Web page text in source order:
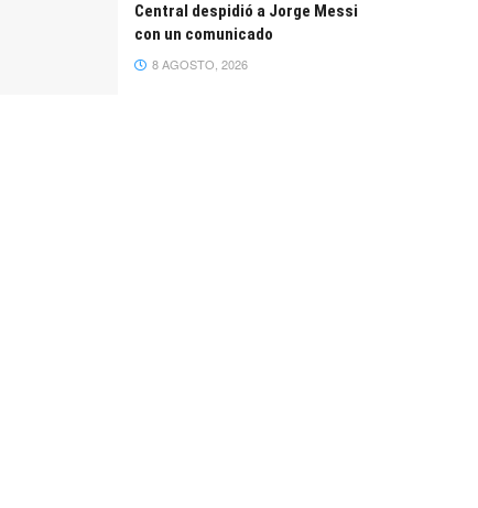
Central despidió a Jorge Messi
con un comunicado
8 AGOSTO, 2026